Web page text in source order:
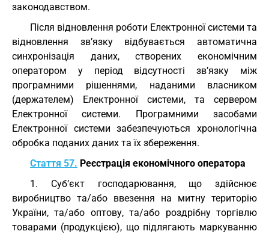
законодавством.
Після відновлення роботи Електронної системи та
відновлення зв’язку відбувається автоматична
синхронізація даних, створених економічним
оператором у період відсутності зв’язку між
програмними рішеннями, наданими власником
(держателем) Електронної системи, та сервером
Електронної системи. Програмними засобами
Електронної системи забезпечуються хронологічна
обробка поданих даних та їх збереження.
Стаття 57. Реєстрація економічного оператора
1. Суб’єкт господарювання, що здійснює
виробництво та/або ввезення на митну територію
України, та/або оптову, та/або роздрібну торгівлю
товарами (продукцією), що підлягають маркуванню